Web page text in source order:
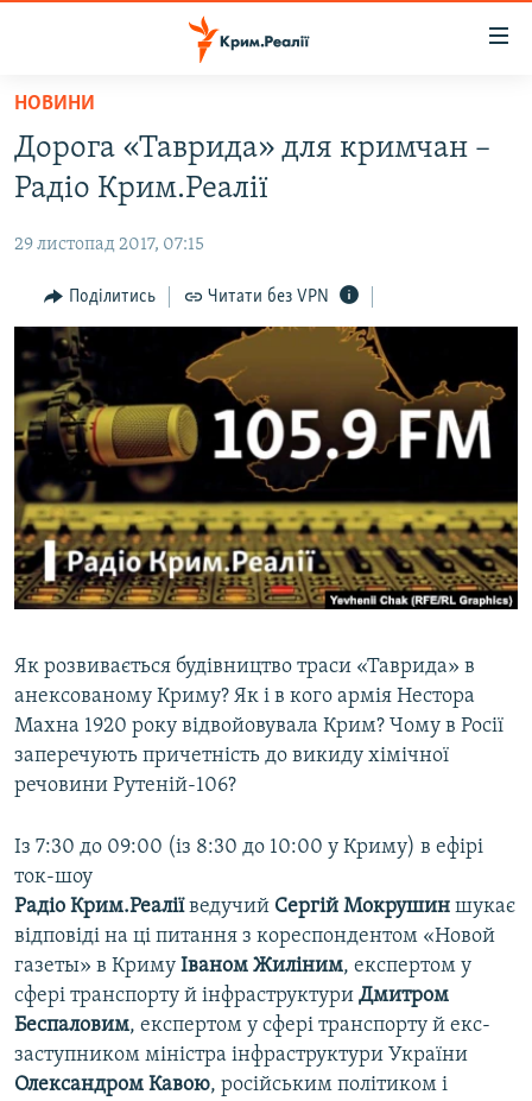
Перейти
основного
матеріалу
до
навігації
Перейти
пошуку
ВОДА.КРИМ
ВІДЕО ТА ФОТО
ПОЛІТИКА
БЛОГИ
ПОГЛЯД
ІНТЕРВ'Ю
ВСЕ ЗА ДЕНЬ
СПЕЦПРОЕКТИ
ДЕПОРТАЦІЯ
ВІДЕОУРОКИ «ELIFBE»
СВІДЧЕННЯ ОКУПАЦІЇ
ІНФОГРАФІКА
ЯК ОБІЙТИ БЛОКУВАННЯ
Русский
Qırımtatar
ДОЛУЧАЙСЯ!
Усі сайти RFE/RL
НОВИНИ
Дорога «Таврида» для кримчан –
Радіо Крим.Реалії
29 листопад 2017, 07:15
Поділитись Читати без VPN
Як розвивається будівництво траси «Таврида» в
анексованому Криму? Як і в кого армія Нестора
Махна 1920 року відвойовувала Крим? Чому в Росії
заперечують причетність до викиду хімічної
речовини Рутеній-106?
Із 7:30 до 09:00 (із 8:30 до 10:00 у Криму) в ефірі
ток-шоу
Радіо Крим.Реаліїведучий Сергій Мокрушин шукає
відповіді на ці питання з кореспондентом «Новой
газеты» в Криму Іваном Жиліним, експертом у
сфері транспорту й інфраструктури Дмитром
Беспаловим, експертом у сфері транспорту й екс-
заступником міністра інфраструктури України
Олександром Кавою, російським політиком і